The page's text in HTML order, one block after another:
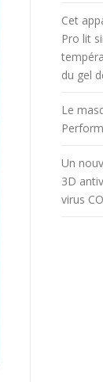
Cet
Pro lit
du gel
Le
Un
3D
virus